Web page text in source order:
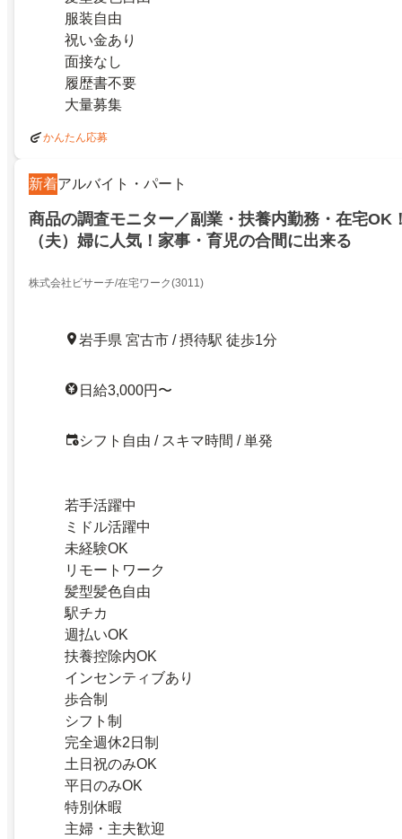
服装自由
祝い金あり
面接なし
履歴書不要
大量募集
かんたん応募
新着アルバイト・パート
商品の調査モニター／副業・扶養内勤務・在宅OK
（夫）婦に人気！家事・育児の合間に出来る
株式会社ビサーチ/在宅ワーク(3011)
岩手県 宮古市 / 摂待駅 徒歩1分
日給3,000円〜
シフト自由 / スキマ時間 / 単発
若手活躍中
ミドル活躍中
未経験OK
リモートワーク
髪型髪色自由
駅チカ
週払いOK
扶養控除内OK
インセンティブあり
歩合制
シフト制
完全週休2日制
土日祝のみOK
平日のみOK
特別休暇
主婦・主夫歓迎